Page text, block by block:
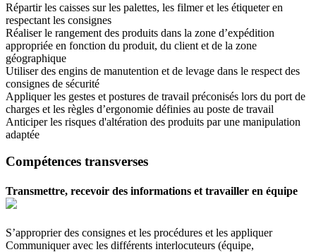
Répartir les caisses sur les palettes, les filmer et les étiqueter en
respectant les consignes
Réaliser le rangement des produits dans la zone d’expédition
appropriée en fonction du produit, du client et de la zone
géographique
Utiliser des engins de manutention et de levage dans le respect des
consignes de sécurité
Appliquer les gestes et postures de travail préconisés lors du port de
charges et les règles d’ergonomie définies au poste de travail
Anticiper les risques d'altération des produits par une manipulation
adaptée
Compétences transverses
Transmettre, recevoir des informations et travailler en équipe
S’approprier des consignes et les procédures et les appliquer
Communiquer avec les différents interlocuteurs (équipe,